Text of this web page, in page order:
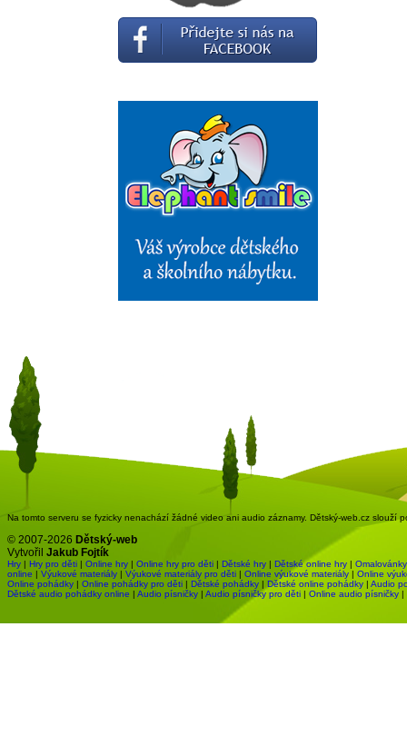
Na tomto serveru se fyzicky nenachází žádné video ani audio záznamy. Dětský-web.cz slouží
© 2007-2026 Dětský-web
Vytvořil Jakub Fojtík
Hry | Hry pro děti | Online hry | Online hry pro děti | Dětské hry | Dětské online hry | Omalovánky
online | Výukové materiály | Výukové materiály pro děti | Online výukové materiály | Online
Online pohádky | Online pohádky pro děti | Dětské pohádky | Dětské online pohádky | Audio
Dětské audio pohádky online | Audio písničky | Audio písničky pro děti | Online audio písničky |